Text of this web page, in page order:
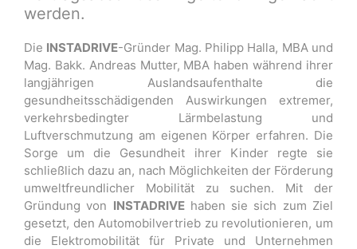
werden.
Die INSTADRIVE-Gründer Mag. Philipp Halla, MBA und
Mag. Bakk. Andreas Mutter, MBA haben während ihrer
langjährigen Auslandsaufenthalte die
gesundheitsschädigenden Auswirkungen extremer,
verkehrsbedingter Lärmbelastung und
Luftverschmutzung am eigenen Körper erfahren. Die
Sorge um die Gesundheit ihrer Kinder regte sie
schließlich dazu an, nach Möglichkeiten der Förderung
umweltfreundlicher Mobilität zu suchen. Mit der
Gründung von INSTADRIVEhaben sie sich zum Ziel
gesetzt, den Automobilvertrieb zu revolutionieren, um
die Elektromobilität für Private und Unternehmen